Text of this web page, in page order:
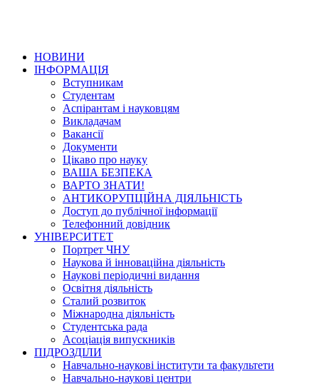
НОВИНИ
ІНФОРМАЦІЯ
Вступникам
Студентам
Аспірантам і науковцям
Викладачам
Вакансії
Документи
Цікаво про науку
ВАША БЕЗПЕКА
ВАРТО ЗНАТИ!
АНТИКОРУПЦІЙНА ДІЯЛЬНІСТЬ
Доступ до публічної інформації
Телефонний довідник
УНІВЕРСИТЕТ
Портрет ЧНУ
Наукова й інноваційна діяльність
Наукові періодичні видання
Освітня діяльність
Сталий розвиток
Міжнародна діяльність
Студентська рада
Асоціація випускників
ПІДРОЗДІЛИ
Навчально-наукові інститути та факультети
Навчально-наукові центри